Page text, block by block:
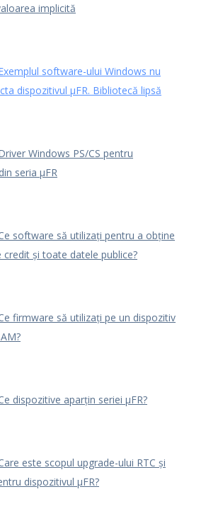
implicită
software-ului Windows nu
dispozitivul μFR. Bibliotecă lipsă
Windows PS/CS pentru
seria μFR
software să utilizați pentru a obține
credit și toate datele publice?
firmware să utilizați pe un dispozitiv
dispozitive aparțin seriei μFR?
este scopul upgrade-ului RTC și
dispozitivul μFR?